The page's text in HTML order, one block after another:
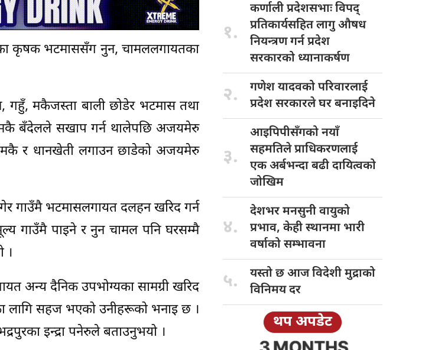
कृषक भटमाससँग नुन, चामललगायतका
गहुँ, मकैजस्ता बाली छोडेर भटमास तथा
बँदेलले सखाप गर्न थालेपछि अजयमेरु
मकै र धानखेती लगाउन छाडेको अजयमेरु
गाउँमै भटमासलगायत दलहन खरिद गर्न
गाउँमै पाइने र नुन चामल पनि घरसम्मै
।
अन्य दैनिक उपभोग्यका सामग्री खरिद
लागि सहज भएको उनीहरूको भनाइ छ ।
इन्द्रा पनेरुले बताउनुभयो ।
१.
कर्णाली प्रदेशसभाःविपद्
प्रतिकार्यसहित लागु औषध
नियन्त्रण गर्न प्रदेश
सरकारको ध्यानाकर्षण
२. गणेश यादवकोपरिवारलाई
प्रदेश सरकारले घर बनाइदिने
३.
आइपिपीसँगको नयाँ
सहमतिले प्राधिकरणलाई
एक अर्बभन्दा बढी दायित्वको
जोखिम
४.
देशभर मनसुनीवायुको
प्रभाव, केही स्थानमा भारी
वर्षाको सम्भावना
५. यस्तो छआज विदेशी मुद्राको
विनिमय दर
थप अपडेट